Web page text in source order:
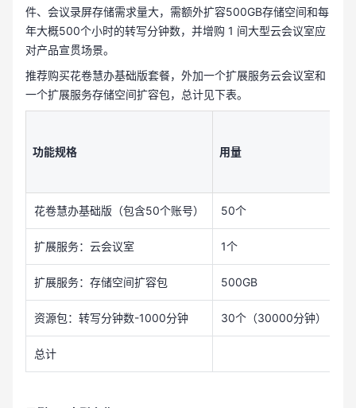
件、会议录屏存储需求量大，需额外扩容500GB存储空间和每
年大概500个小时的转写分钟数，并增购 1 间大型云会议室应
对产品宣贯场景。
推荐购买花卷慧办基础版套餐，外加一个扩展服务云会议室和
一个扩展服务存储空间扩容包，总计见下表。
功能规格 用量
花卷慧办基础版（包含50个账号） 50个
扩展服务：云会议室 1个
扩展服务：存储空间扩容包 500GB
资源包：转写分钟数-1000分钟 30个（30000分钟）
总计